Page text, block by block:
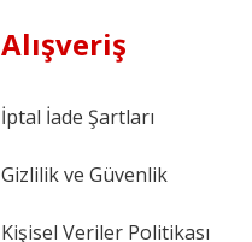
Alışveriş
İptal İade Şartları
Gizlilik ve Güvenlik
Kişisel Veriler Politikası